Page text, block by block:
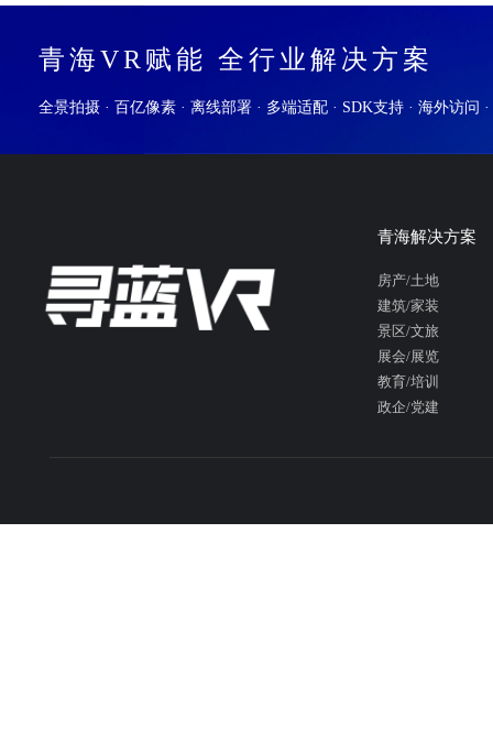
青海VR赋能 全行业解决方案
全景拍摄 · 百亿像素 · 离线部署 · 多端适配 · SDK支持 · 海外访问
青海解决方案
房产/土地
建筑/家装
景区/文旅
展会/展览
教育/培训
政企/党建